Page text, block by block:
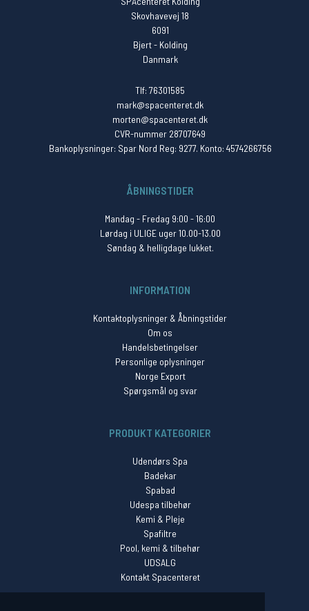
Skovhavevej 18
6091
Bjert - Kolding
Danmark
Tlf: 76301585
mark@spacenteret.dk
morten@spacenteret.dk
CVR-nummer 28707649
Bankoplysninger: Spar Nord Reg: 9277. Konto: 4574266756
ÅBNINGSTIDER
Mandag - Fredag 9:00 - 16:00
Lørdag i ULIGE uger 10.00-13.00
Søndag & helligdage lukket.
INFORMATION
Kontaktoplysninger & Åbningstider
Om os
Handelsbetingelser
Personlige oplysninger
Norge Export
Spørgsmål og svar
PRODUKT KATEGORIER
Udendørs Spa
Badekar
Spabad
Udespa tilbehør
Kemi & Pleje
Spafiltre
Pool, kemi & tilbehør
UDSALG
Kontakt Spacenteret